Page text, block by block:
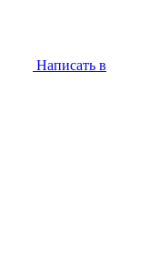
Написать в